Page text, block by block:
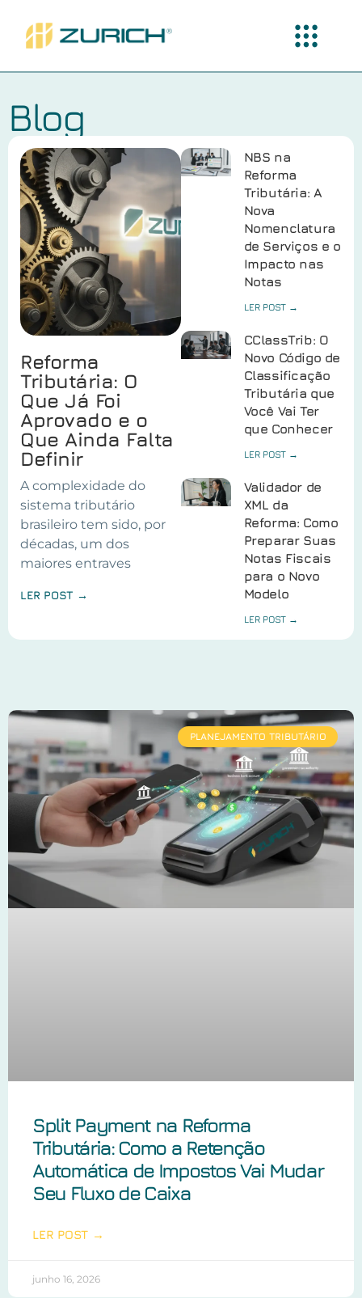
Blog
Reforma
Tributária: O
Que Já Foi
Aprovado e o
Que Ainda Falta
Definir
A complexidade do
sistema tributário
brasileiro tem sido, por
décadas, um dos
maiores entraves
LER POST →
NBS na
Reforma
Tributária: A
Nova
Nomenclatura
de Serviços e o
Impacto nas
Notas
LER POST →
CClassTrib: O
Novo Código de
Classificação
Tributária que
Você Vai Ter
que Conhecer
LER POST →
Validador de
XML da
Reforma: Como
Preparar Suas
Notas Fiscais
para o Novo
Modelo
LER POST →
PLANEJAMENTO TRIBUTÁRIO
Split Payment na Reforma
Tributária: Como a Retenção
Automática de Impostos Vai Mudar
Seu Fluxo de Caixa
LER POST →
junho 16, 2026